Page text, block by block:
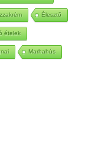
Élesztő
ételek
Marhahús